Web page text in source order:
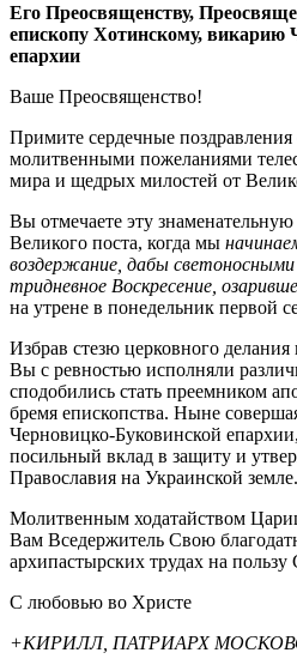
Его Преосвященству,
епископу Хотинскому, викарию
епархии
Ваше Преосвященство!
Примите сердечные поздравления
молитвенными пожеланиями
мира и щедрых милостей от
Вы отмечаете эту
Великого поста, когда мы
воздержание, дабы
тридневное Воскресение,
на утрене в понедельник первой
Избрав стезю церковного
Вы с ревностью исполняли
сподобились стать преемником
бремя епископства. Ныне
Черновицко-Буковинской
посильный вклад в защиту и
Православия на Украинской земле.
Молитвенным ходатайством
Вам Вседержитель Свою
архипастырских трудах на
С любовью во Христе
+КИРИЛЛ, ПАТРИАРХ